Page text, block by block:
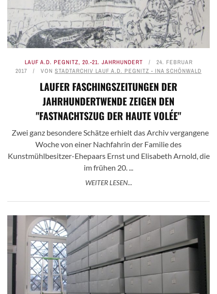
LAUF A.D. PEGNITZ, 20.-21. JAHRHUNDERT
24. FEBRUAR
2017
VON STADTARCHIV LAUF A.D. PEGNITZ - INA SCHÖNWALD
LAUFER FASCHINGSZEITUNGEN DER
JAHRHUNDERTWENDE ZEIGEN DEN
"FASTNACHTSZUG DER HAUTE VOLÉE"
Zwei ganz besondere Schätze erhielt das Archiv vergangene
Woche von einer Nachfahrin der Familie des
Kunstmühlbesitzer-Ehepaars Ernst und Elisabeth Arnold, die
im frühen 20. ...
WEITER LESEN...